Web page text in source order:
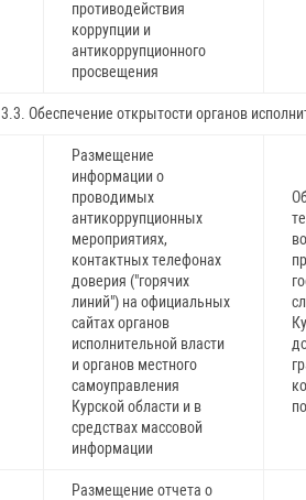
противодействия
коррупции и
антикоррупционного
просвещения
3.3. Обеспечение открытости органов
Размещение
информации о
проводимых
антикоррупционных
мероприятиях,
контактных телефонах
доверия ("горячих
линий") на официальных
сайтах органов
исполнительной власти
и органов местного
самоуправления
Курской области и в
средствах массовой
информации
Размещение отчета о